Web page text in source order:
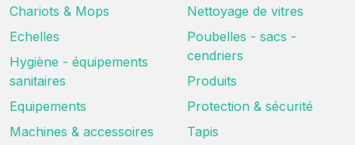
Chariots & Mops
Echelles
Hygiène - équipements
sanitaires
Equipements
Machines & accessoires
Nettoyage de vitres
Poubelles - sacs -
cendriers
Produits
Protection & sécurité
Tapis